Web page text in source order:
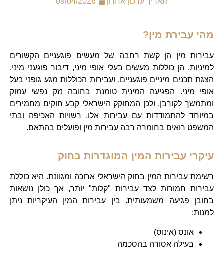
מהי עבירת מין?
עבירות מין הן קשת רחבה של מעשים פוגעניים הקשורים
למיניות. הן כוללות מעשים בעלי אופי מיני, דיבור פוגעני מיני,
הצגת תכנים מיניים פוגעניים, ועבירות הכוללות מגע גופני בעל
אופי מיני. הפגיעה המינית טומנת בחובה נזק נפשי עמוק
ומתמשך לקורבן, ולכן המחוקק הישראלי קבע חוקים מחמירים
במיוחד להתמודדות עם עבירות אלו. רשויות האכיפה ובתי
המשפט רואים בחומרה רבה עבירות מין ופועלים בהתאם.
עיקרי עבירות המין המוגדרות בחוק
רשימת עבירות המין בחוק הישראלי ארוכה ומגוונת. היא כוללת
עבירות חמורות לצד עבירות "קלות" יותר, אך כולן נושאות
בחובן פגיעה משמעותית. בין עבירות המין העיקריות ניתן
למנות:
אונס (אינוס)
בעילה אסורה בהסכמה